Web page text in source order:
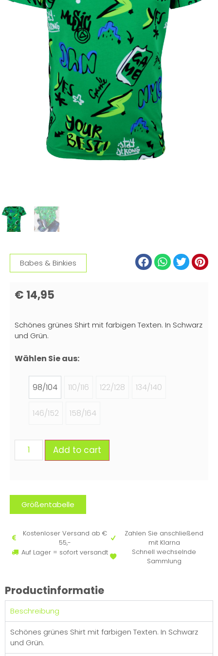
Babes & Binkies
€ 14,95
Schönes grünes Shirt mit farbigen Texten. In Schwarz
und Grün.
Wählen Sie aus:
98/104 110/116 122/128 134/140
146/152 158/164
Add to cart
Größentabelle
Kostenloser Versand ab €
55,-
Auf Lager = sofort versandt
Zahlen Sie anschließend
mit Klarna
Schnell wechselnde
Sammlung
Productinformatie
Beschreibung
Schönes grünes Shirt mit farbigen Texten. In Schwarz
und Grün.